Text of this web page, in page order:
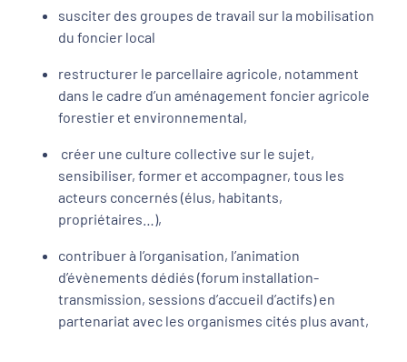
susciter des groupes de travail sur la mobilisation
du foncier local
restructurer le parcellaire agricole, notamment
dans le cadre d’un aménagement foncier agricole
forestier et environnemental,
créer une culture collective sur le sujet,
sensibiliser, former et accompagner, tous les
acteurs concernés (élus, habitants,
propriétaires…),
contribuer à l’organisation, l’animation
d’évènements dédiés (forum installation-
transmission, sessions d’accueil d’actifs) en
partenariat avec les organismes cités plus avant,